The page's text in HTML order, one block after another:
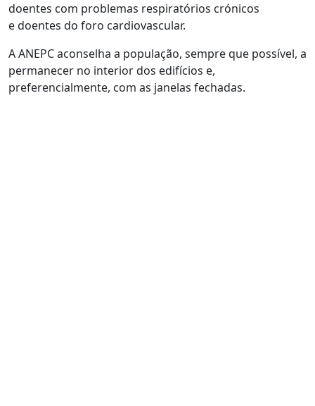
doentes com problemas respiratórios crónicos
e doentes do foro cardiovascular.
A ANEPC aconselha a população, sempre que possível, a
permanecer no interior dos edifícios e,
preferencialmente, com as janelas fechadas.